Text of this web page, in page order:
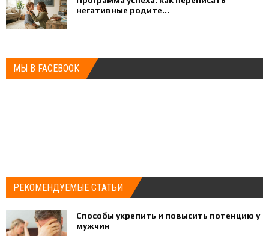
негативные родите...
МЫ В FACEBOOK
РЕКОМЕНДУЕМЫЕ СТАТЬИ
Способы укрепить и повысить потенцию у
мужчин